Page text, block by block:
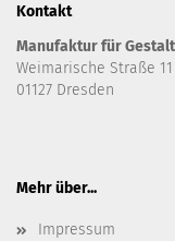
Kontakt
Manufaktur für
Weimarische Straße 11
01127 Dresden
Mehr über...
Impressum